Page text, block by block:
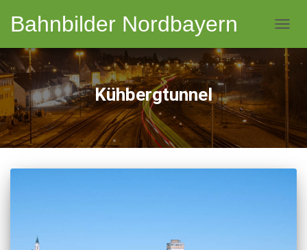
Bahnbilder Nordbayern
Kühbergtunnel